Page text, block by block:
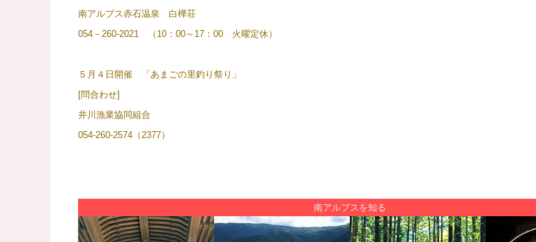
南アルプス赤石温泉 白樺荘
054－260-2021 （ 10：00～17：00 火曜定休）
５月４日開催 「あまごの里釣り祭り」
[問合わせ]
井川漁業協同組合
054-260-2574（2377）
南アルプスを知る